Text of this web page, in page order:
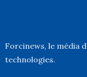
Forcinews, le média
technologies.